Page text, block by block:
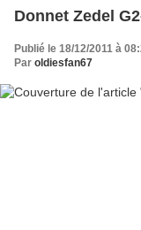
Donnet Zedel
Publié le 18/12/2011 à
Par oldiesfan67